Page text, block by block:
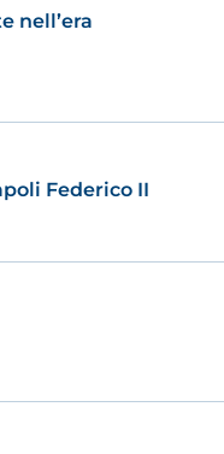
nell’era
Federico II